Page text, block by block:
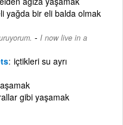
yağda bir eli balda olmak
- I now live in a
içtikleri su ayrı
gibi yaşamak